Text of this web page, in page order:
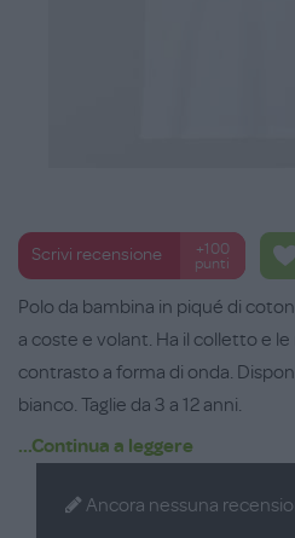
Scrivi recensione
+100
punti
Polo da bambina in piqué di
a coste e volant. Ha il colletto e
contrasto a forma di onda.
bianco. Taglie da 3 a 12 anni.
...Continua a leggere
Ancora nessuna